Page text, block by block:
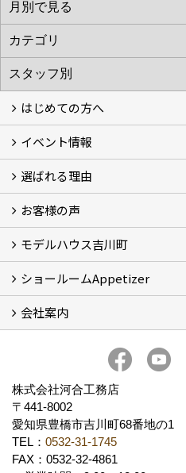
はじめての方へ
フォトギャラリー
性能について
自然素材のお家
オーナー様のおうち訪問
イベント情報
イベント情報
選ばれる理由
5つのやさしさ宣言
3つのプロ宣言
お家づくりスケジュール
お客様の声
お客様の声
モデルハウス吉川町
吉川町モデルハウス
ショールームAppetizer
Appetizer(ショールーム)
Appetizer(レンタルスペース)
会社案内
社長 河合智之の想い
求人情報 Recruit
株式会社河合工務店
〒441-8002
愛知県豊橋市吉川町68番地の1
TEL： 0532-31-1745
FAX：0532-32-4861